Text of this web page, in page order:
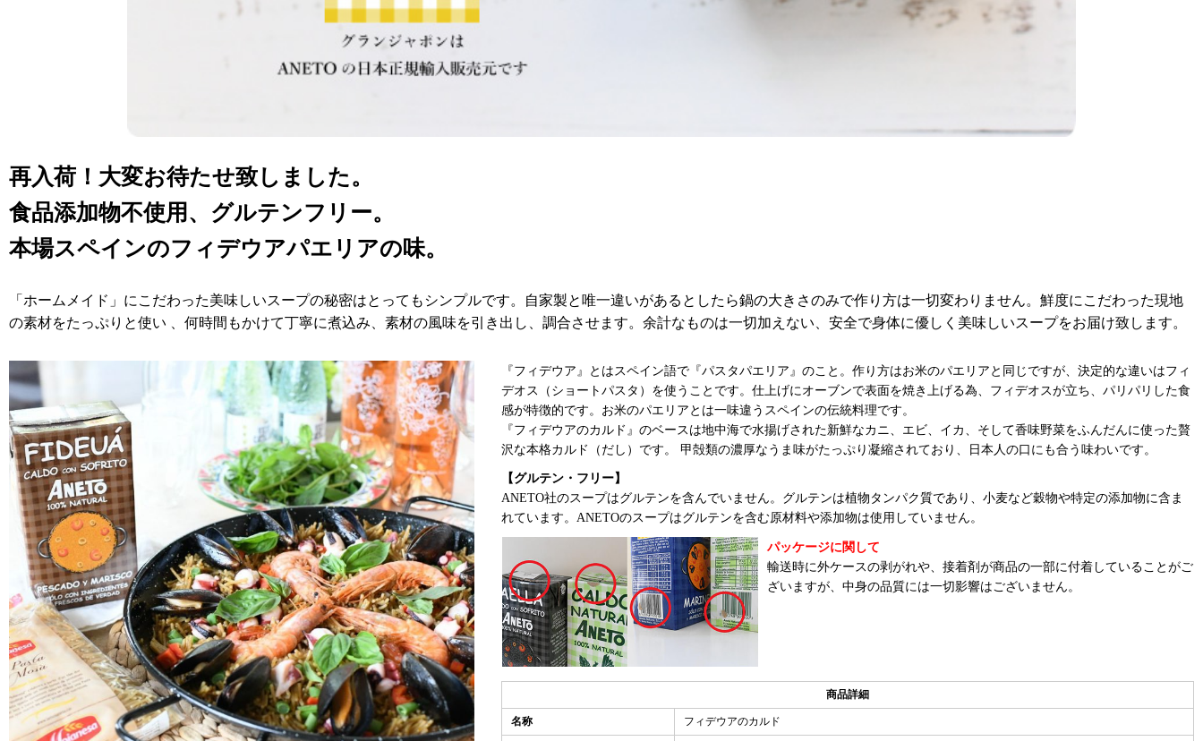
再入荷！大変お待たせ致しました。
食品添加物不使用、グルテンフリー。
本場スペインのフィデウアパエリアの味。
「ホームメイド」にこだわった美味しいスープの秘密はとってもシンプルです。自家製と唯一違いがあるとしたら鍋の大きさのみで作り方は一切変わりません。鮮度にこだわった現地
の素材をたっぷりと使い 、何時間もかけて丁寧に煮込み、素材の風味を引き出し、調合させます。余計なものは一切加えない、安全で身体に優しく美味しいスープをお届け致します。
『フィデウア』とはスペイン語で『パスタパエリア』のこと。作り方はお米のパエリアと同じですが、決定的な違いはフィ
デオス（ショートパスタ）を使うことです。仕上げにオーブンで表面を焼き上げる為、フィデオスが立ち、パリパリした食
感が特徴的です。お米のパエリアとは一味違うスペインの伝統料理です。
『フィデウアのカルド』のベースは地中海で水揚げされた新鮮なカニ、エビ、イカ、そして香味野菜をふんだんに使った贅
沢な本格カルド（だし）です。 甲殻類の濃厚なうま味がたっぷり凝縮されており、日本人の口にも合う味わいです。
【グルテン・フリー】
ANETO社のスープはグルテンを含んでいません。グルテンは植物タンパク質であり、小麦など穀物や特定の添加物に含ま
れています。ANETOのスープはグルテンを含む原材料や添加物は使用していません。
パッケージに関して
輸送時に外ケースの剥がれや、接着剤が商品の一部に付着していることがご
ざいますが、中身の品質には一切影響はございません。
商品詳細
名称 フィデウアのカルド